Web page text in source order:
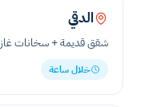
الدقي
شقق قديمة + سخانات غاز
خلال ساعة